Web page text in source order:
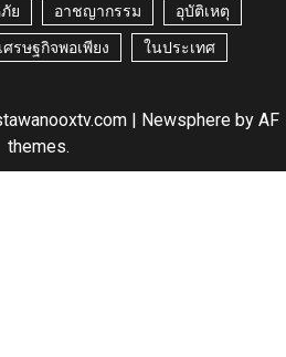
ย อาชญากรรม อุบัติเหตุ
เศรษฐกิจพอเพียง ในประเทศ
| Newsphereby AF
themes.